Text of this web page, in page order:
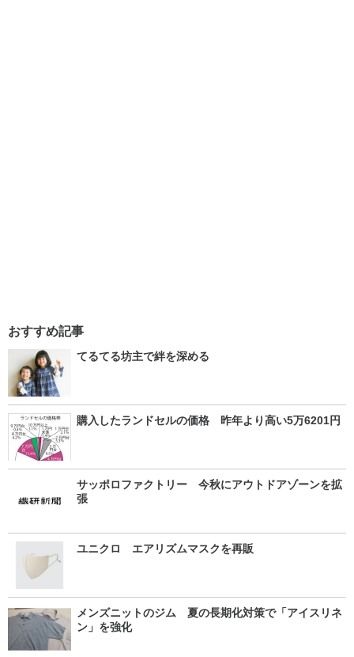
おすすめ記事
てるてる坊主で絆を深める
購入したランドセルの価格 昨年より高い5万6201円
サッポロファクトリー 今秋にアウトドアゾーンを拡
張
ユニクロ エアリズムマスクを再販
メンズニットのジム 夏の長期化対策で「アイスリネ
ン」を強化